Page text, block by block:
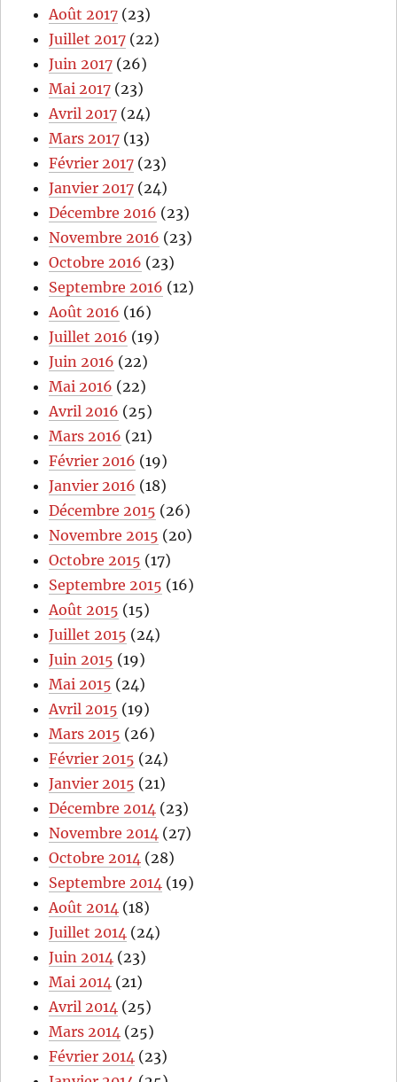
Août 2017 (23)
Juillet 2017 (22)
Juin 2017 (26)
Mai 2017 (23)
Avril 2017 (24)
Mars 2017 (13)
Février 2017 (23)
Janvier 2017 (24)
Décembre 2016 (23)
Novembre 2016 (23)
Octobre 2016 (23)
Septembre 2016 (12)
Août 2016 (16)
Juillet 2016 (19)
Juin 2016 (22)
Mai 2016 (22)
Avril 2016 (25)
Mars 2016 (21)
Février 2016 (19)
Janvier 2016 (18)
Décembre 2015 (26)
Novembre 2015 (20)
Octobre 2015 (17)
Septembre 2015 (16)
Août 2015 (15)
Juillet 2015 (24)
Juin 2015 (19)
Mai 2015 (24)
Avril 2015 (19)
Mars 2015 (26)
Février 2015 (24)
Janvier 2015 (21)
Décembre 2014 (23)
Novembre 2014 (27)
Octobre 2014 (28)
Septembre 2014 (19)
Août 2014 (18)
Juillet 2014 (24)
Juin 2014 (23)
Mai 2014 (21)
Avril 2014 (25)
Mars 2014 (25)
Février 2014 (23)